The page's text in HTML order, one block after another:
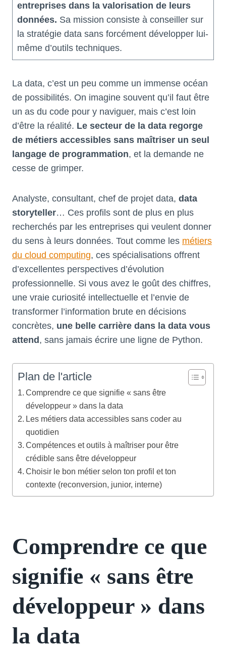
entreprises dans la valorisation de leurs
données. Sa mission consiste à conseiller sur
la stratégie data sans forcément développer lui-
même d’outils techniques.
La data, c’est un peu comme un immense océan
de possibilités. On imagine souvent qu’il faut être
un as du code pour y naviguer, mais c’est loin
d’être la réalité. Le secteur de la data regorge
de métiers accessibles sans maîtriser un seul
langage de programmation, et la demande ne
cesse de grimper.
Analyste, consultant, chef de projet data, data
storyteller… Ces profils sont de plus en plus
recherchés par les entreprises qui veulent donner
du sens à leurs données. Tout comme les métiers
du cloud computing, ces spécialisations offrent
d’excellentes perspectives d’évolution
professionnelle. Si vous avez le goût des chiffres,
une vraie curiosité intellectuelle et l’envie de
transformer l’information brute en décisions
concrètes, une belle carrière dans la data vous
attend , sans jamais écrire une ligne de Python.
Plan de l'article
Comprendre ce que signifie « sans être
développeur » dans la data
Les métiers data accessibles sans coder au
quotidien
Compétences et outils à maîtriser pour être
crédible sans être développeur
Choisir le bon métier selon ton profil et ton
contexte (reconversion, junior, interne)
Comprendre ce que
signifie « sans être
développeur » dans
la data